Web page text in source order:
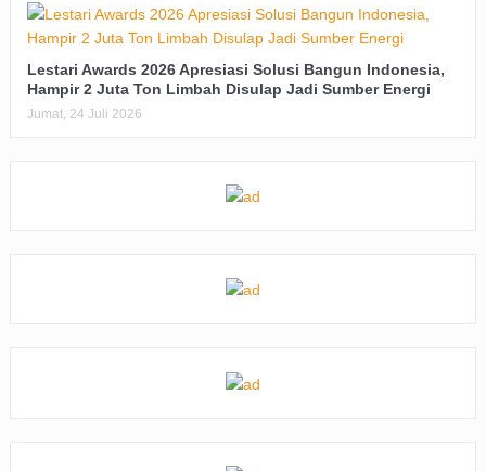
Lestari Awards 2026 Apresiasi Solusi Bangun Indonesia,
Hampir 2 Juta Ton Limbah Disulap Jadi Sumber Energi
Jumat, 24 Juli 2026